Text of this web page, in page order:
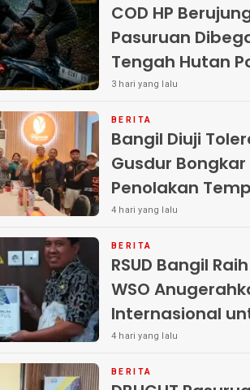
COD HP
Pasuruan
Tengah Hutan Polisi Buru Tiga
Pelaku
3 hari yang lalu
BERITA
Bangil Diuji
Gusdur
Penolakan
4 hari yang lalu
BERITA
RSUD Bangil
WSO
Internasional
4 hari yang lalu
BERITA